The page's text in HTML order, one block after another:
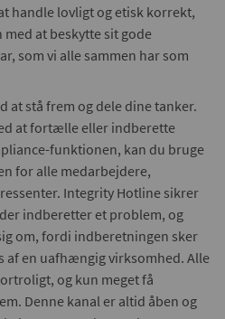
handle lovligt og etisk korrekt,
at beskytte sit gode
som vi alle sammen har som
at stå frem og dele dine tanker.
at fortælle eller indberette
funktionen, kan du bruge
for alle medarbejdere,
Integrity Hotline sikrer
indberetter et problem, og
om, fordi indberetningen sker
af en uafhængig virksomhed. Alle
og kun meget få
Denne kanal er altid åben og